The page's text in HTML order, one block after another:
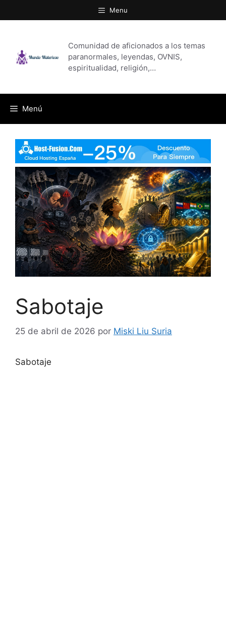
al
Menu
Comunidad de aficionados a los temas
paranormales, leyendas, OVNIS,
espiritualidad, religión,…
Menú
Sabotaje
25 de abril de 2026 por Miski Liu Suria
Sabotaje